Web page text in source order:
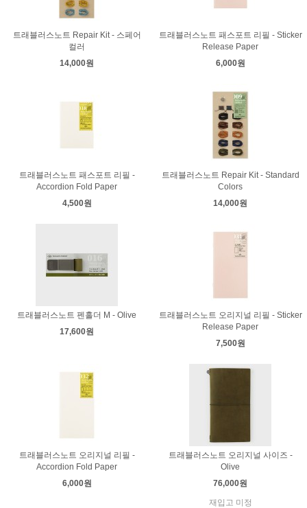
트래블러스노트 Repair Kit - 스페어
컬러
14,000원
트래블러스노트 패스포트 리필 - Sticker
Release Paper
6,000원
트래블러스노트 패스포트 리필 -
Accordion Fold Paper
4,500원
트래블러스노트 Repair Kit - Standard
Colors
14,000원
트래블러스노트 펜홀더 M - Olive
17,600원
트래블러스노트 오리지널 리필 - Sticker
Release Paper
7,500원
트래블러스노트 오리지널 리필 -
Accordion Fold Paper
6,000원
트래블러스노트 오리지널 사이즈 -
Olive
76,000원
재입고 미정